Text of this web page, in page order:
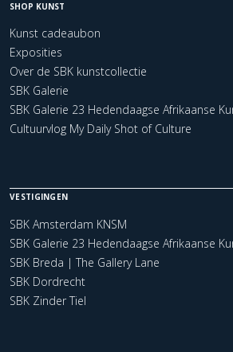
SHOP KUNST
Kunst cadeaubon
Exposities
Over de SBK kunstcollectie
SBK Galerie
SBK Galerie 23 Hedendaagse Afrikaanse
Cultuurvlog My Daily Shot of Culture
VESTIGINGEN
SBK Amsterdam KNSM
SBK Galerie 23 Hedendaagse Afrikaanse
SBK Breda | The Gallery Lane
SBK Dordrecht
SBK Zinder Tiel